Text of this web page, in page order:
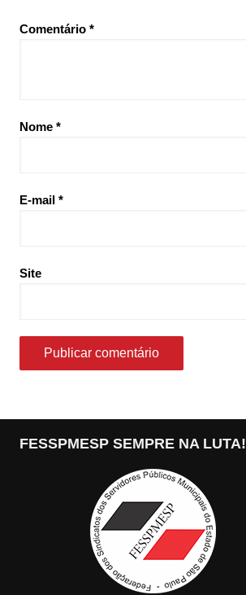
Comentário *
Nome *
E-mail *
Site
FESSPMESP SEMPRE NA LUTA!